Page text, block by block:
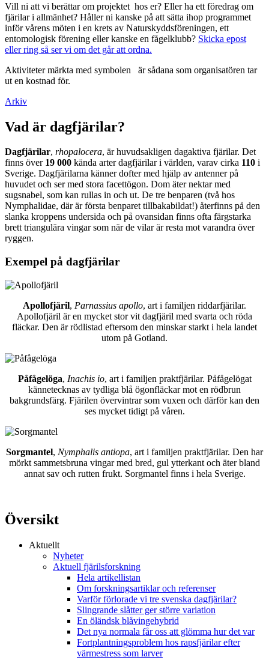
Vill ni att vi berättar om projektet hos er? Eller ha ett föredrag om
fjärilar i allmänhet? Håller ni kanske på att sätta ihop programmet
inför vårens möten i en krets av Naturskyddsföreningen, ett
entomologisk förening eller kanske en fågelklubb? Skicka epost
eller ring så ser vi om det går att ordna.
Aktiviteter märkta med symbolen
är sådana som organisatören tar
ut en kostnad för.
Arkiv
Vad är dagfjärilar?
Dagfjärilar, rhopalocera, är huvudsakligen dagaktiva fjärilar. Det
finns över 19 000 kända arter dagfjärilar i världen, varav cirka 110 i
Sverige. Dagfjärilarna känner dofter med hjälp av antenner på
huvudet och ser med stora facettögon. Dom äter nektar med
sugsnabel, som kan rullas in och ut. De tre benparen (två hos
Nymphalidae, där är första benparet tillbakabildat!) återfinns på den
slanka kroppens undersida och på ovansidan finns ofta färgstarka
brett triangulära vingar som när de vilar är resta mot varandra över
ryggen.
Exempel på dagfjärilar
Apollofjäril, Parnassius apollo, art i familjen riddarfjärilar.
Apollofjäril är en mycket stor vit dagfjäril med svarta och röda
fläckar. Den är rödlistad eftersom den minskar starkt i hela landet
utom på Gotland.
Påfågelöga, Inachis io, art i familjen praktfjärilar. Påfågelögat
kännetecknas av tydliga blå ögonfläckar mot en rödbrun
bakgrundsfärg. Fjärilen övervintrar som vuxen och därför kan den
ses mycket tidigt på våren.
Sorgmantel, Nymphalis antiopa, art i familjen praktfjärilar. Den har
mörkt sammetsbruna vingar med bred, gul ytterkant och äter bland
annat sav och rutten frukt. Sorgmantel finns i hela Sverige.
Översikt
Aktuellt
Nyheter
Aktuell fjärilsforskning
Hela artikellistan
Om forskningsartiklar och referenser
Varför förlorade vi tre svenska dagfjärilar?
Slingrande slåtter ger större variation
En öländsk blåvingehybrid
Det nya normala får oss att glömma hur det var
Fortplantningsproblem hos rapsfjärilar efter
värmestress som larver